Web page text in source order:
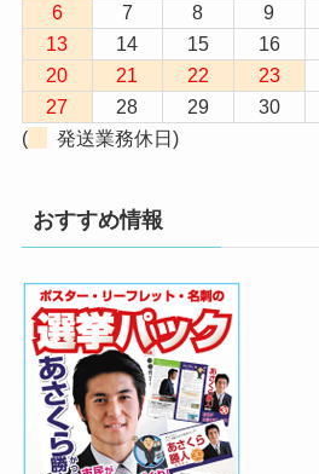
6
7 8 9
13
14 15 16
20
21 22 23
27
28 29
30
(
発送業務休日)
おすすめ情報